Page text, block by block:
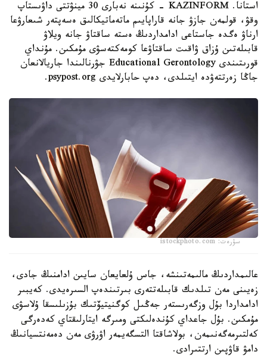
استانا. KAZINFORM - كۇنىنە نەبارى 30 مينۋتتى داۋىستاپ
وقۋ، قولمەن جازۋ جانە قاراپايىم ماتەماتيكالىق ەسەپتەر شىعارۋعا
ارناۋ ەگدە جاستاعى ادامداردىڭ ەستە ساقتاۋ جانە ويلاۋ
قابىلەتىن ۇزاق ۋاقىت ساقتاۋعا كومەكتەسۋى مۇمكىن. مۇنداي
قورىتىندى Educational Gerontology جۋرنالىندا جاريالانعان
جاڭا زەرتتەۋدە ايتىلدى، دەپ حابارلايدى psypost.org.
سۋرەت: istockphoto.com
عالىمداردىڭ مالىمەتىنشە، جاس ۇلعايعان سايىن ادامنىڭ جادى،
زەيىنى مەن تىلدىك قابىلەتتەرى بىرتىندەپ السىرەيدى. كەيبىر
ادامداردا بۇل وزگەرىستەر جەڭىل كوگنيتيۆتىك بۇزىلىسقا ۇلاسۋى
مۇمكىن. بۇل جاعداي كۇندەلىكتى ومىرگە ايتارلىقتاي كەدەرگى
كەلتىرمەگەنىمەن، بولاشاقتا التسگەيمەر اۋرۋى مەن دەمەنتسيانىڭ
دامۋ قاۋپىن ارتتىرادى.